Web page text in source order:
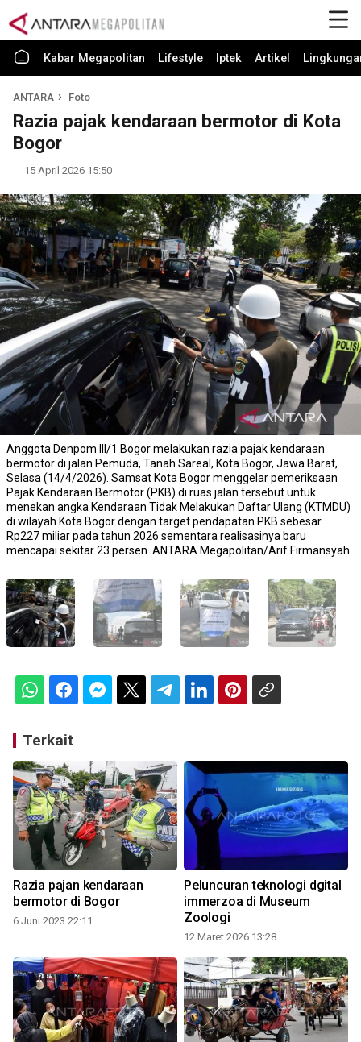
Kabar Megapolitan Lifestyle Iptek Artikel
ANTARA Foto
Razia pajak kendaraan bermotor di Kota
Bogor
15 April 2026 15:50
Anggota Denpom III/1 Bogor melakukan razia pajak kendaraan
bermotor di jalan Pemuda, Tanah Sareal, Kota Bogor, Jawa Barat,
Selasa (14/4/2026). Samsat Kota Bogor menggelar pemeriksaan
Pajak Kendaraan Bermotor (PKB) di ruas jalan tersebut untuk
menekan angka Kendaraan Tidak Melakukan Daftar Ulang (KTMDU)
di wilayah Kota Bogor dengan target pendapatan PKB sebesar
Rp227 miliar pada tahun 2026 sementara realisasinya baru
mencapai sekitar 23 persen. ANTARA Megapolitan/Arif Firmansyah.
Terkait
Razia pajan kendaraan
bermotor di Bogor
6 Juni 2023 22:11
Peluncuran teknologi dgital
immerzoa di Museum
Zoologi
12 Maret 2026 13:28